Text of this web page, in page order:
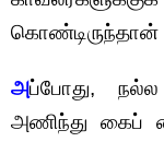
கொண்டிருந்தான்
அப்போது,
அணிந்து கைப்